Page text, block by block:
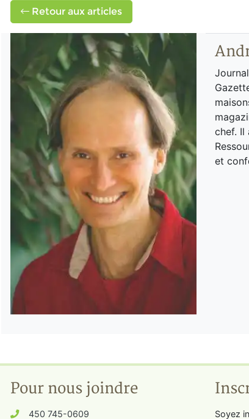
Retour aux articles
chef. Il
et
Pour nous joindre
450 745-0609 Soyez